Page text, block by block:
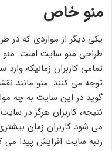
منو خاص
یکی دیگر از مواردی که در
طراحی منو سایت است.
تمامی کاربران زمانیکه
توجه می کنند. منو مانند
گوید در این سایت به چه
نتیجه، کاربران هرگز در
می شود کاربران زمان
رتبه سایت افزایش پیدا می